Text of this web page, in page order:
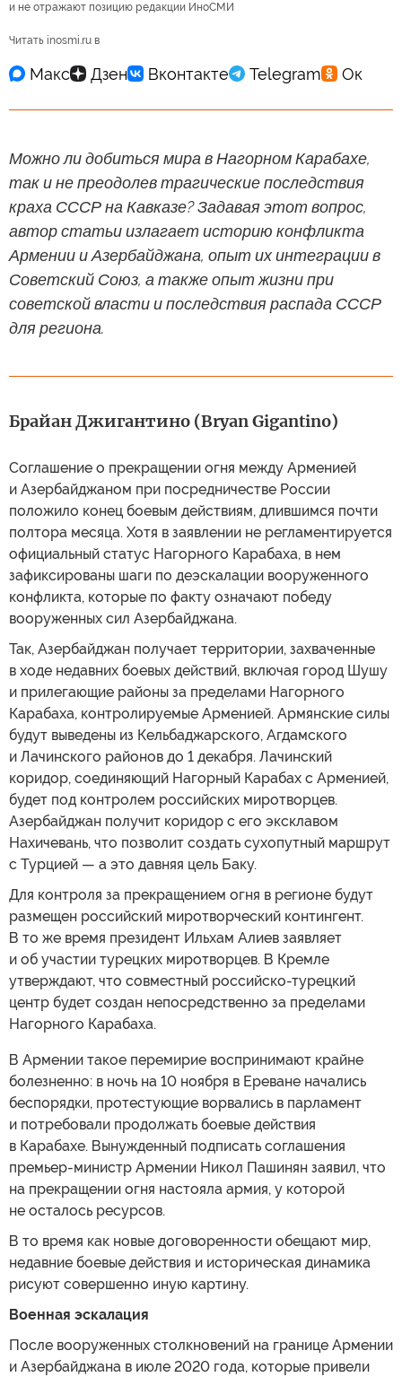
и не отражают позицию редакции ИноСМИ
Читать inosmi.ru в
Можно ли добиться мира в Нагорном Карабахе,
так и не преодолев трагические последствия
краха СССР на Кавказе? Задавая этот вопрос,
автор статьи излагает историю конфликта
Армении и Азербайджана, опыт их интеграции в
Советский Союз, а также опыт жизни при
советской власти и последствия распада СССР
для региона.
Брайан Джигантино (Bryan Gigantino)
Соглашение о прекращении огня между Арменией
и Азербайджаном при посредничестве России
положило конец боевым действиям, длившимся почти
полтора месяца. Хотя в заявлении не регламентируется
официальный статус Нагорного Карабаха, в нем
зафиксированы шаги по деэскалации вооруженного
конфликта, которые по факту означают победу
вооруженных сил Азербайджана.
Так, Азербайджан получает территории, захваченные
в ходе недавних боевых действий, включая город Шушу
и прилегающие районы за пределами Нагорного
Карабаха, контролируемые Арменией. Армянские силы
будут выведены из Кельбаджарского, Агдамского
и Лачинского районов до 1 декабря. Лачинский
коридор, соединяющий Нагорный Карабах с Арменией,
будет под контролем российских миротворцев.
Азербайджан получит коридор с его эксклавом
Нахичевань, что позволит создать сухопутный маршрут
с Турцией — а это давняя цель Баку.
Для контроля за прекращением огня в регионе будут
размещен российский миротворческий контингент.
В то же время президент Ильхам Алиев заявляет
и об участии турецких миротворцев. В Кремле
утверждают, что совместный российско-турецкий
центр будет создан непосредственно за пределами
Нагорного Карабаха.
В Армении такое перемирие воспринимают крайне
болезненно: в ночь на 10 ноября в Ереване начались
беспорядки, протестующие ворвались в парламент
и потребовали продолжать боевые действия
в Карабахе. Вынужденный подписать соглашения
премьер-министр Армении Никол Пашинян заявил, что
на прекращении огня настояла армия, у которой
не осталось ресурсов.
В то время как новые договоренности обещают мир,
недавние боевые действия и историческая динамика
рисуют совершенно иную картину.
Военная эскалация
После вооруженных столкновений на границе Армении
и Азербайджана в июле 2020 года, которые привели